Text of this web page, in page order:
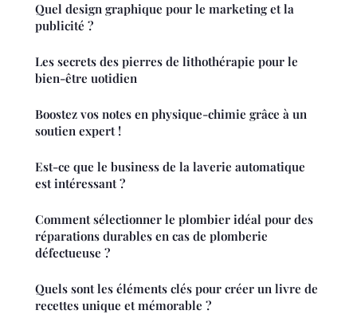
Quel design graphique pour le marketing et la
publicité ?
Les secrets des pierres de lithothérapie pour le
bien-être uotidien
Boostez vos notes en physique-chimie grâce à un
soutien expert !
Est-ce que le business de la laverie automatique
est intéressant ?
Comment sélectionner le plombier idéal pour des
réparations durables en cas de plomberie
défectueuse ?
Quels sont les éléments clés pour créer un livre de
recettes unique et mémorable ?